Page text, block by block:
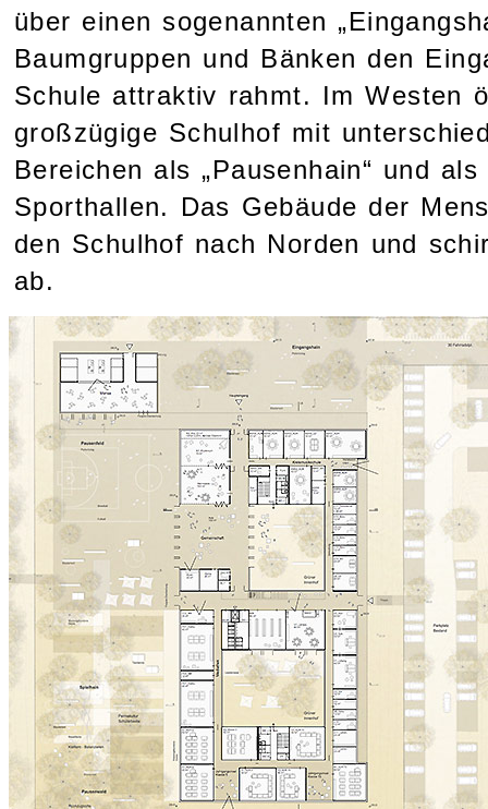
über einen sogenannten
Baumgruppen und Bänken den
Schule attraktiv rahmt. Im Westen
großzügige Schulhof mit
Bereichen als „Pausenhain“ und
Sporthallen. Das Gebäude der
den Schulhof nach Norden und
ab.